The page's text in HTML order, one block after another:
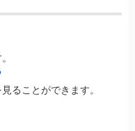
ることができます。